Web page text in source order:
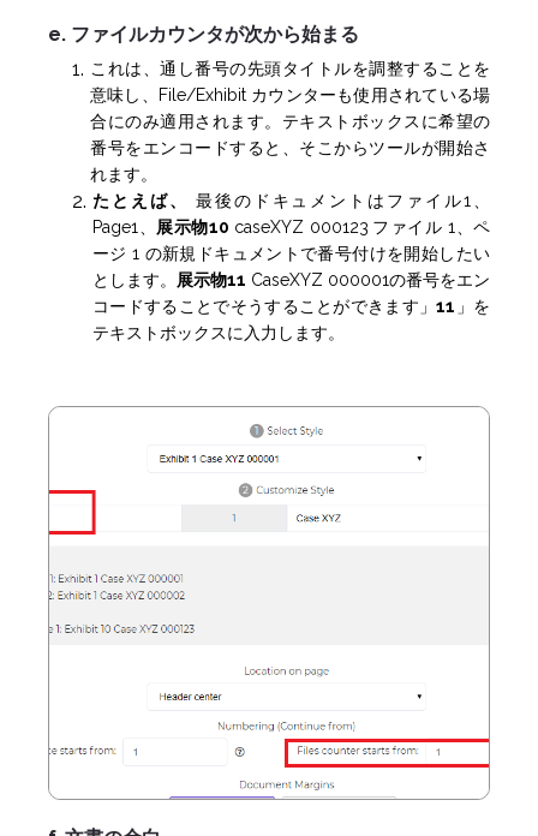
e. ファイルカウンタが次から始まる
これは、通し番号の先頭タイトルを調整することを
意味し、File/Exhibit カウンターも使用されている場
合にのみ適用されます。テキストボックスに希望の
番号をエンコードすると、そこからツールが開始さ
れます。
たとえば、
最後のドキュメントはファイル1、
Page1、
展示物10 caseXYZ 000123 ファイル 1、ペ
ージ 1 の新規ドキュメントで番号付けを開始したい
とします。
展示物11 CaseXYZ 000001の番号をエン
コードすることでそうすることができます」11 」を
テキストボックスに入力します。